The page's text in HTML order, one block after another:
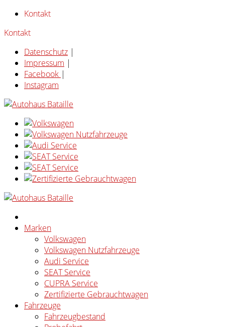
Kontakt
Kontakt
Datenschutz |
Impressum |
Facebook |
Instagram
Marken
Volkswagen
Volkswagen Nutzfahrzeuge
Audi Service
SEAT Service
CUPRA Service
Zertifizierte Gebrauchtwagen
Fahrzeuge
Fahrzeugbestand